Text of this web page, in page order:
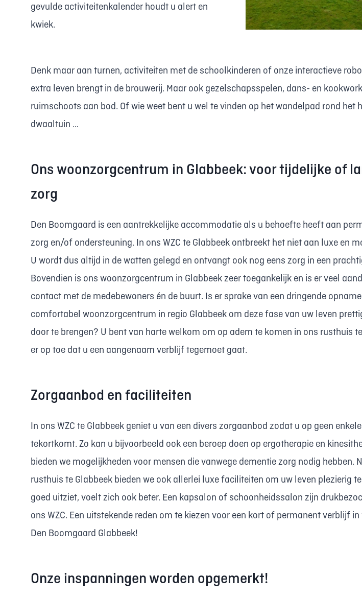
gevulde activiteitenkalender houdt u alert en
kwiek.
Denk maar aan turnen, activiteiten met de schoolkinderen of onze interactieve
extra leven brengt in de brouwerij. Maar ook gezelschapsspelen, dans- en
ruimschoots aan bod. Of wie weet bent u wel te vinden op het wandelpad rond het
dwaaltuin …
Ons woonzorgcentrum in Glabbeek: voor tijdelijke of
zorg
Den Boomgaard is een aantrekkelijke accommodatie als u behoefte heeft aan
zorg en/of ondersteuning. In ons WZC te Glabbeek ontbreekt het niet aan luxe en
U wordt dus altijd in de watten gelegd en ontvangt ook nog eens zorg in een
Bovendien is ons woonzorgcentrum in Glabbeek zeer toegankelijk en is er veel
contact met de medebewoners én de buurt. Is er sprake van een dringende
comfortabel woonzorgcentrum in regio Glabbeek om deze fase van uw leven
door te brengen? U bent van harte welkom om op adem te komen in ons rusthuis
er op toe dat u een aangenaam verblijf tegemoet gaat.
Zorgaanbod en faciliteiten
In ons WZC te Glabbeek geniet u van een divers zorgaanbod zodat u op geen
tekortkomt. Zo kan u bijvoorbeeld ook een beroep doen op ergotherapie en
bieden we mogelijkheden voor mensen die vanwege dementie zorg nodig hebben.
rusthuis te Glabbeek bieden we ook allerlei luxe faciliteiten om uw leven plezierig
goed uitziet, voelt zich ook beter. Een kapsalon of schoonheidssalon zijn
ons WZC. Een uitstekende reden om te kiezen voor een kort of permanent verblijf
Den Boomgaard Glabbeek!
Onze inspanningen worden opgemerkt!